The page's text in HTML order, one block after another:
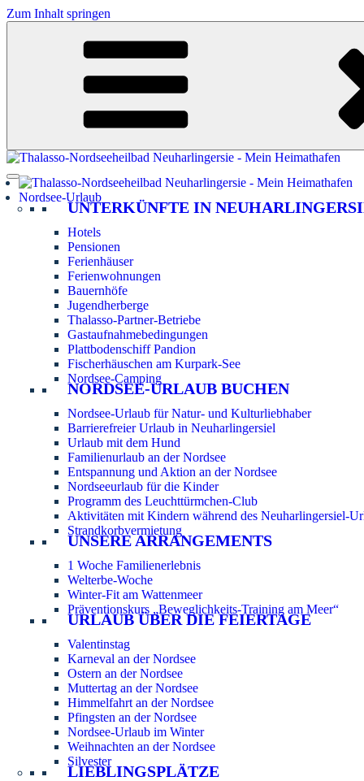
Zum Inhalt springen
Nordsee-Urlaub
UNTERKÜNFTE IN
Hotels
Pensionen
Ferienhäuser
Ferienwohnungen
Bauernhöfe
Jugendherberge
Thalasso-Partner-Betriebe
Gastaufnahmebedingungen
Plattbodenschiff Pandion
Fischerhäuschen am Kurpark-See
Nordsee-Camping
NORDSEE-URLAUB BUCHEN
Nordsee-Urlaub für Natur- und Kulturliebhaber
Barrierefreier Urlaub in Neuharlingersiel
Urlaub mit dem Hund
Familienurlaub an der Nordsee
Entspannung und Aktion an der Nordsee
Nordseeurlaub für die Kinder
Programm des Leuchttürmchen-Club
Aktivitäten mit Kindern während des Neuharlingersiel-
Strandkorbvermietung
UNSERE ARRANGEMENTS
1 Woche Familienerlebnis
Welterbe-Woche
Winter-Fit am Wattenmeer
Präventionskurs „Beweglichkeits-Training am Meer“
URLAUB ÜBER DIE FEIERTAGE
Valentinstag
Karneval an der Nordsee
Ostern an der Nordsee
Muttertag an der Nordsee
Himmelfahrt an der Nordsee
Pfingsten an der Nordsee
Nordsee-Urlaub im Winter
Weihnachten an der Nordsee
Silvester
LIEBLINGSPLÄTZE